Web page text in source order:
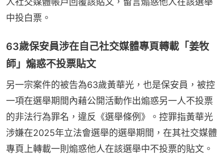
中投白票。
63歲保安員涉在自己社交媒體專頁轉載「姜牧
師」煽惑不投票貼文
另一宗案件的被告為63歲黃華光，也是保安員，被控
一項在選舉期間內藉公開活動作出煽惑另一人不投票
的非法行為罪名，違反《選舉條例》。控罪指黃華光
涉嫌在2025年立法會選舉的選舉期間，在其社交媒體
專頁上轉載一則煽惑他人在該選舉中不投票的貼文。